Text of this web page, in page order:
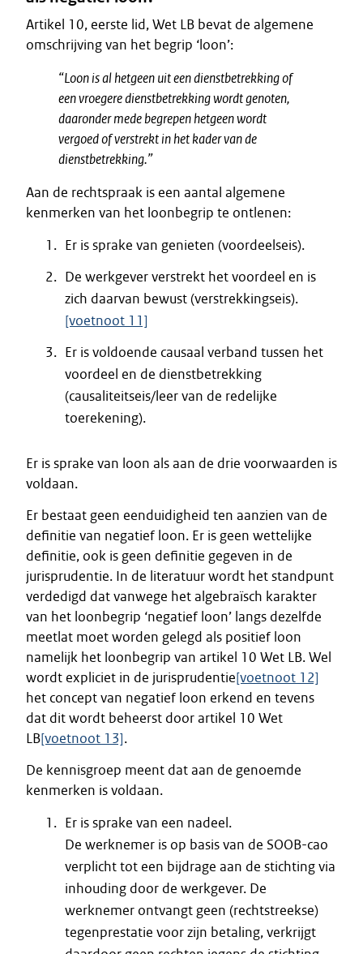
Artikel 10, eerste lid, Wet LB bevat de algemene
omschrijving van het begrip ‘loon’:
“Loon is al hetgeen uit een dienstbetrekking of
een vroegere dienstbetrekking wordt genoten,
daaronder mede begrepen hetgeen wordt
vergoed of verstrekt in het kader van de
dienstbetrekking.”
Aan de rechtspraak is een aantal algemene
kenmerken van het loonbegrip te ontlenen:
Er is sprake van genieten (voordeelseis).
De werkgever verstrekt het voordeel en is
zich daarvan bewust (verstrekkingseis).
[voetnoot 11]
Er is voldoende causaal verband tussen het
voordeel en de dienstbetrekking
(causaliteitseis/leer van de redelijke
toerekening).
Er is sprake van loon als aan de drie voorwaarden is
voldaan.
Er bestaat geen eenduidigheid ten aanzien van de
definitie van negatief loon. Er is geen wettelijke
definitie, ook is geen definitie gegeven in de
jurisprudentie. In de literatuur wordt het standpunt
verdedigd dat vanwege het algebraïsch karakter
van het loonbegrip ‘negatief loon’ langs dezelfde
meetlat moet worden gelegd als positief loon
namelijk het loonbegrip van artikel 10 Wet LB. Wel
wordt expliciet in de jurisprudentie[voetnoot 12]
het concept van negatief loon erkend en tevens
dat dit wordt beheerst door artikel 10 Wet
LB[voetnoot 13].
De kennisgroep meent dat aan de genoemde
kenmerken is voldaan.
Er is sprake van een nadeel.
De werknemer is op basis van de SOOB-cao
verplicht tot een bijdrage aan de stichting via
inhouding door de werkgever. De
werknemer ontvangt geen (rechtstreekse)
tegenprestatie voor zijn betaling, verkrijgt